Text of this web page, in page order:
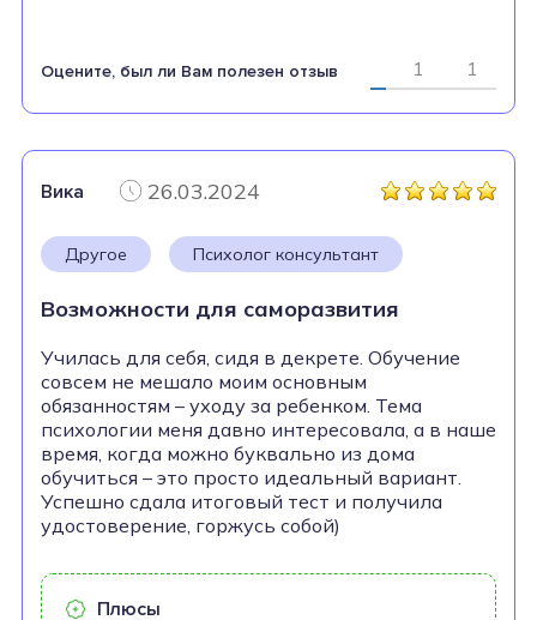
Оцените, был ли Вам полезен отзыв 1 1
Вика 26.03.2024
Другое Психолог консультант
Возможности для саморазвития
Училась для себя, сидя в декрете. Обучение
совсем не мешало моим основным
обязанностям – уходу за ребенком. Тема
психологии меня давно интересовала, а в наше
время, когда можно буквально из дома
обучиться – это просто идеальный вариант.
Успешно сдала итоговый тест и получила
удостоверение, горжусь собой)
Плюсы